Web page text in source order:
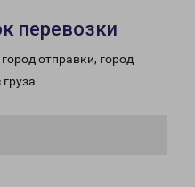
перевозки
отправки, город